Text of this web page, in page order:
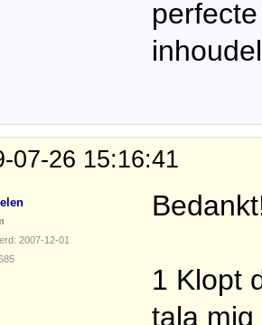
07-26 15:16:41
2007-12-01
1 Klopt
tala